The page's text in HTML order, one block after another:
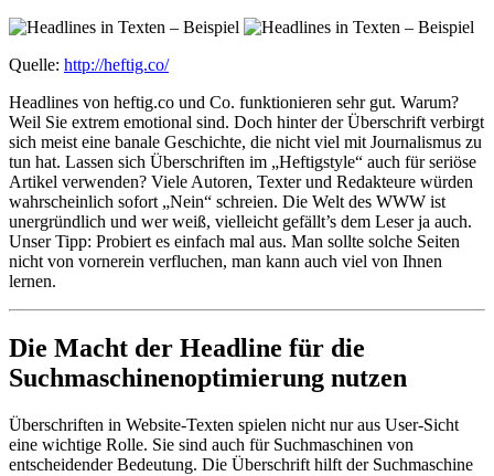
Quelle: http://heftig.co/
Headlines von heftig.co und Co. funktionieren sehr gut. Warum?
Weil Sie extrem emotional sind. Doch hinter der Überschrift verbirgt
sich meist eine banale Geschichte, die nicht viel mit Journalismus zu
tun hat. Lassen sich Überschriften im „Heftigstyle“ auch für seriöse
Artikel verwenden? Viele Autoren, Texter und Redakteure würden
wahrscheinlich sofort „Nein“ schreien. Die Welt des WWW ist
unergründlich und wer weiß, vielleicht gefällt’s dem Leser ja auch.
Unser Tipp: Probiert es einfach mal aus. Man sollte solche Seiten
nicht von vornerein verfluchen, man kann auch viel von Ihnen
lernen.
Die Macht der Headline für die
Suchmaschinenoptimierung nutzen
Überschriften in Website-Texten spielen nicht nur aus User-Sicht
eine wichtige Rolle. Sie sind auch für Suchmaschinen von
entscheidender Bedeutung. Die Überschrift hilft der Suchmaschine